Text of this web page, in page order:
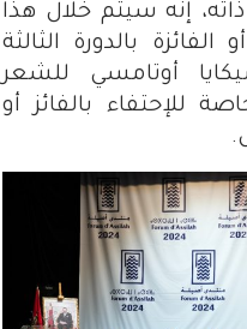
إنه سيتم خلال هذا
بالدورة الثالثة
أوتامسي للشعر
للإحتفاء بالفائز أو